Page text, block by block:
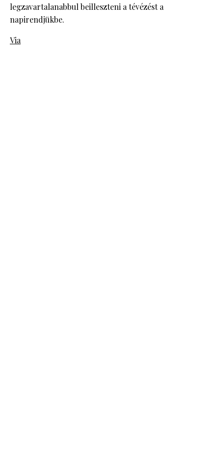
legzavartalanabbul beilleszteni a tévézést a
napirendjükbe.
Via